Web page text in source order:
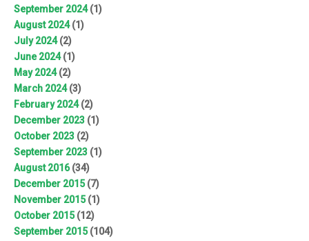
September 2024(1)
August 2024(1)
July 2024(2)
June 2024(1)
May 2024(2)
March 2024(3)
February 2024(2)
December 2023 (1)
October 2023 (2)
September 2023 (1)
August 2016(34)
December 2015(7)
November 2015(1)
October 2015(12)
September 2015(104)